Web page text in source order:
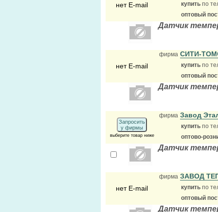
нет E-mail купить по
оптовый
Датчик
нет E-mail
фирма СИТИ-
купить по
оптовый
Датчик
Запросить
у фирмы
выберите товар ниже
фирма Завод
купить по
оптово-
Датчик
нет E-mail
фирма ЗАВОД
купить по
оптовый
Датчик